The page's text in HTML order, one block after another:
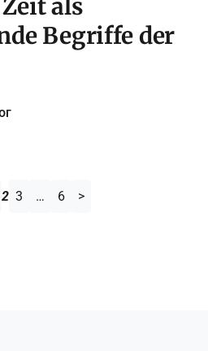
als
Begriffe der
2 3 … 6 >